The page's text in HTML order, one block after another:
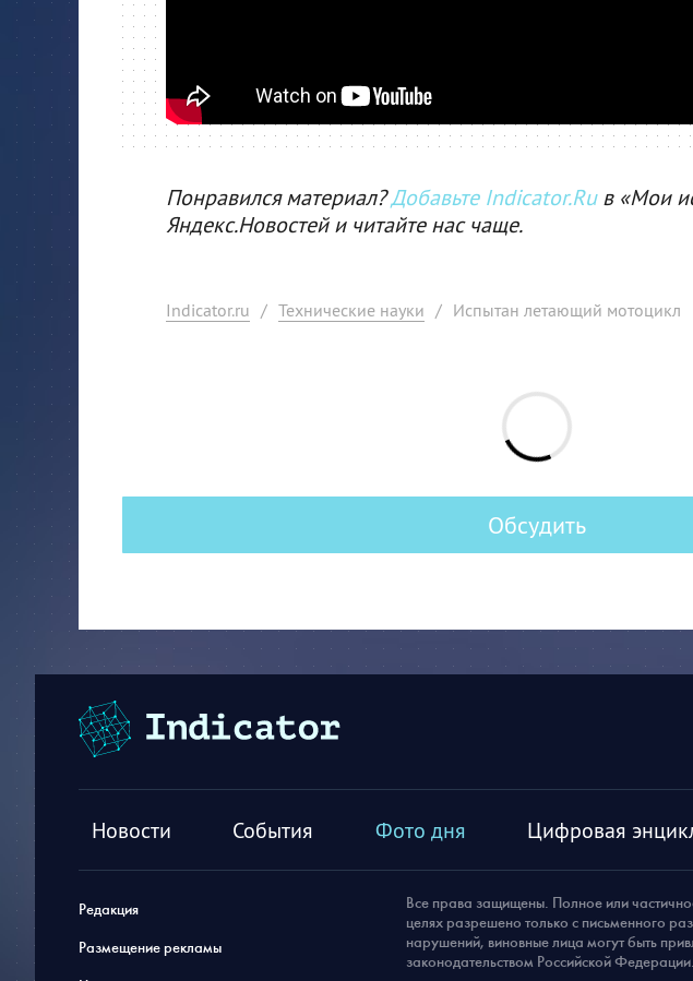
Понравился материал?Добавьте Indicator.Ruв «Мои
Яндекс.Новостей и читайте нас чаще.
Indicator.ru / Технические науки / Испытан летающий мотоцикл
Обсудить
Новости События Фото дня Цифровая
Редакция
Размещение рекламы
Все права защищены. Полное или
целях разрешено только с письменного
нарушений, виновные лица могут быть
законодательством Российской Федерации.